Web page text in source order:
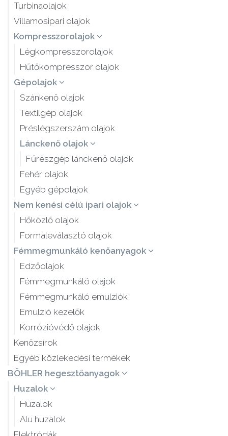
Turbinaolajok
Villamosipari olajok
Kompresszorolajok
Légkompresszorolajok
Hűtőkompresszor olajok
Gépolajok
Szánkenő olajok
Textilgép olajok
Préslégszerszám olajok
Lánckenő olajok
Fűrészgép lánckenő olajok
Fehér olajok
Egyéb gépolajok
Nem kenési célú ipari olajok
Hőközlő olajok
Formaleválasztó olajok
Fémmegmunkáló kenőanyagok
Edzőolajok
Fémmegmunkáló olajok
Fémmegmunkáló emulziók
Emulzió kezelők
Korrózióvédő olajok
Kenőzsírok
Egyéb közlekedési termékek
BÖHLER hegesztőanyagok
Huzalok
Huzalok
Alu huzalok